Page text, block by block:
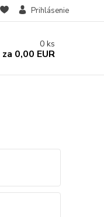
Prihlásenie
0 ks
za 0,00 EUR